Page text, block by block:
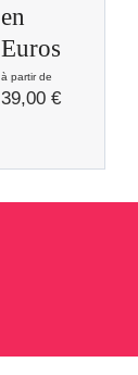
en
Euros
39,00 €